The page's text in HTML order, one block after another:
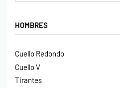
HOMBRES
Cuello Redondo
Cuello V
Tirantes